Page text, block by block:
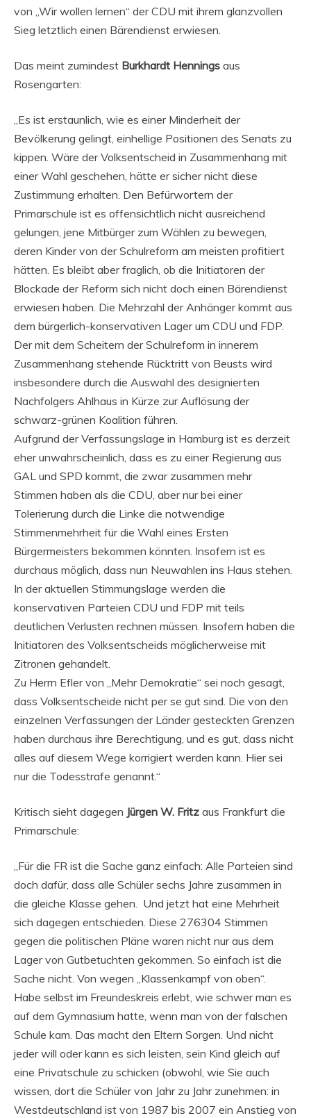
von „Wir wollen lernen“ der CDU mit ihrem glanzvollen
Sieg letztlich einen Bärendienst erwiesen.
Das meint zumindest Burkhardt Hennings aus
Rosengarten:
„Es ist erstaunlich, wie es einer Minderheit der
Bevölkerung gelingt, einhellige Positionen des Senats zu
kippen. Wäre der Volksentscheid in Zusammenhang mit
einer Wahl geschehen, hätte er sicher nicht diese
Zustimmung erhalten. Den Befürwortern der
Primarschule ist es offensichtlich nicht ausreichend
gelungen, jene Mitbürger zum Wählen zu bewegen,
deren Kinder von der Schulreform am meisten profitiert
hätten. Es bleibt aber fraglich, ob die Initiatoren der
Blockade der Reform sich nicht doch einen Bärendienst
erwiesen haben. Die Mehrzahl der Anhänger kommt aus
dem bürgerlich-konservativen Lager um CDU und FDP.
Der mit dem Scheitern der Schulreform in innerem
Zusammenhang stehende Rücktritt von Beusts wird
insbesondere durch die Auswahl des designierten
Nachfolgers Ahlhaus in Kürze zur Auflösung der
schwarz-grünen Koalition führen.
Aufgrund der Verfassungslage in Hamburg ist es derzeit
eher unwahrscheinlich, dass es zu einer Regierung aus
GAL und SPD kommt, die zwar zusammen mehr
Stimmen haben als die CDU, aber nur bei einer
Tolerierung durch die Linke die notwendige
Stimmenmehrheit für die Wahl eines Ersten
Bürgermeisters bekommen könnten. Insofern ist es
durchaus möglich, dass nun Neuwahlen ins Haus stehen.
In der aktuellen Stimmungslage werden die
konservativen Parteien CDU und FDP mit teils
deutlichen Verlusten rechnen müssen. Insofern haben die
Initiatoren des Volksentscheids möglicherweise mit
Zitronen gehandelt.
Zu Herrn Efler von „Mehr Demokratie“ sei noch gesagt,
dass Volksentscheide nicht per se gut sind. Die von den
einzelnen Verfassungen der Länder gesteckten Grenzen
haben durchaus ihre Berechtigung, und es gut, dass nicht
alles auf diesem Wege korrigiert werden kann. Hier sei
nur die Todesstrafe genannt.“
Kritisch sieht dagegen Jürgen W. Fritz aus Frankfurt die
Primarschule:
„Für die FR ist die Sache ganz einfach: Alle Parteien sind
doch dafür, dass alle Schüler sechs Jahre zusammen in
die gleiche Klasse gehen. Und jetzt hat eine Mehrheit
sich dagegen entschieden. Diese 276304 Stimmen
gegen die politischen Pläne waren nicht nur aus dem
Lager von Gutbetuchten gekommen. So einfach ist die
Sache nicht. Von wegen „Klassenkampf von oben“.
Habe selbst im Freundeskreis erlebt, wie schwer man es
auf dem Gymnasium hatte, wenn man von der falschen
Schule kam. Das macht den Eltern Sorgen. Und nicht
jeder will oder kann es sich leisten, sein Kind gleich auf
eine Privatschule zu schicken (obwohl, wie Sie auch
wissen, dort die Schüler von Jahr zu Jahr zunehmen: in
Westdeutschland ist von 1987 bis 2007 ein Anstieg von